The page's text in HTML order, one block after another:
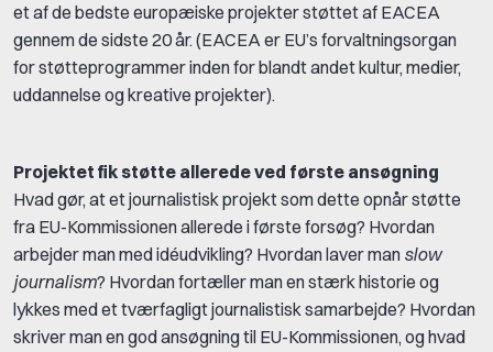
et af de bedste europæiske projekter støttet af EACEA
gennem de sidste 20 år. (EACEA er EU’s forvaltningsorgan
for støtteprogrammer inden for blandt andet kultur, medier,
uddannelse og kreative projekter).
Projektet fik støtte allerede ved første ansøgning
Hvad gør, at et journalistisk projekt som dette opnår støtte
fra EU-Kommissionen allerede i første forsøg? Hvordan
arbejder man med idéudvikling? Hvordan laver man slow
journalism? Hvordan fortæller man en stærk historie og
lykkes med et tværfagligt journalistisk samarbejde? Hvordan
skriver man en god ansøgning til EU-Kommissionen, og hvad